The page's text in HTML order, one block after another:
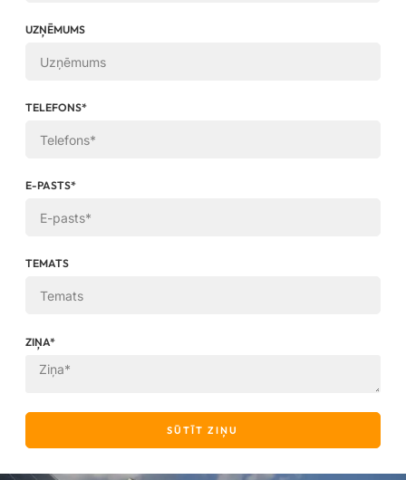
UZŅĒMUMS
TELEFONS*
E-PASTS*
TEMATS
ZIŅA*
SŪTĪT ZIŅU